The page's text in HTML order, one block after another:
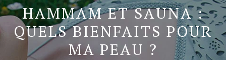
HAMMAM ET SAUNA :
QUELS BIENFAITS POUR
MA PEAU ?